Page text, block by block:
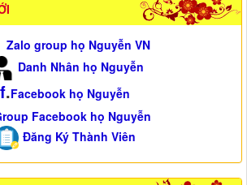
Zalo group họ Nguyễn VN
Danh Nhân họ Nguyễn
f.Facebook họ Nguyễn
Facebook họ Nguyễn
Đăng Ký Thành Viên